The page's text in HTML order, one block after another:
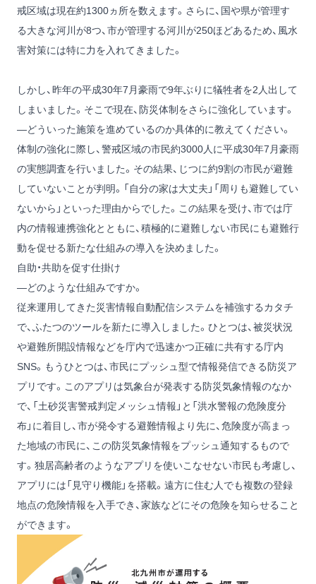
戒区域は現在約1300ヵ所を数えます。さらに、国や県が管理す
る大きな河川が8つ、市が管理する河川が250ほどあるため、風水
害対策には特に力を入れてきました。
しかし、昨年の平成30年7月豪雨で9年ぶりに犠牲者を2人出して
しまいました。そこで現在、防災体制をさらに強化しています。
―どういった施策を進めているのか具体的に教えてください。
体制の強化に際し、警戒区域の市民約3000人に平成30年7月豪雨
の実態調査を行いました。その結果、じつに約9割の市民が避難
していないことが判明。「自分の家は大丈夫」「周りも避難してい
ないから」といった理由からでした。この結果を受け、市では庁
内の情報連携強化とともに、積極的に避難しない市民にも避難行
動を促せる新たな仕組みの導入を決めました。
自助・共助を促す仕掛け
―どのような仕組みですか。
従来運用してきた災害情報自動配信システムを補強するカタチ
で、ふたつのツールを新たに導入しました。ひとつは、被災状況
や避難所開設情報などを庁内で迅速かつ正確に共有する庁内
SNS。もうひとつは、市民にプッシュ型で情報発信できる防災ア
プリです。このアプリは気象台が発表する防災気象情報のなか
で、「土砂災害警戒判定メッシュ情報」と「洪水警報の危険度分
布」に着目し、市が発令する避難情報より先に、危険度が高まっ
た地域の市民に、この防災気象情報をプッシュ通知するもので
す。独居高齢者のようなアプリを使いこなせない市民も考慮し、
アプリには「見守り機能」を搭載。遠方に住む人でも複数の登録
地点の危険情報を入手でき、家族などにその危険を知らせること
ができます。